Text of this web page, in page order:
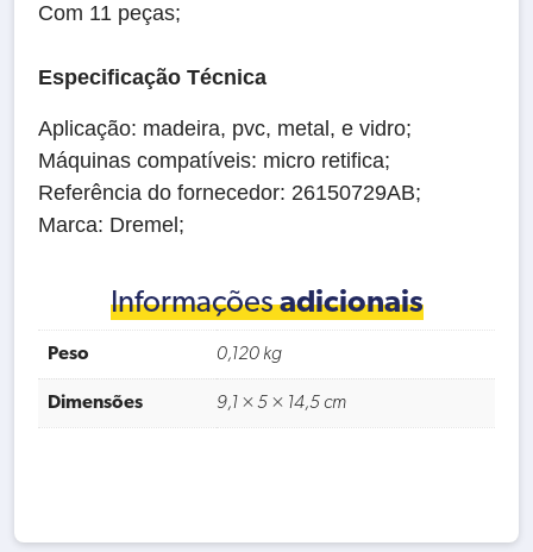
Com 11 peças;
Especificação Técnica
Aplicação: madeira, pvc, metal, e vidro;
Máquinas compatíveis: micro retifica;
Referência do fornecedor: 26150729AB;
Marca: Dremel;
Informaçõesadicionais
Peso 0,120 kg
Dimensões 9,1 × 5 × 14,5 cm